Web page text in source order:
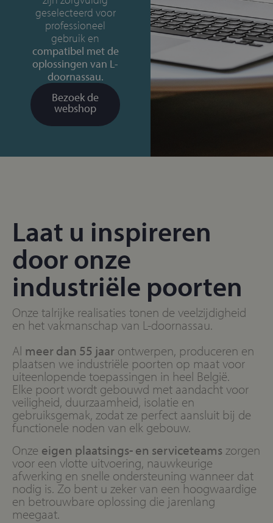
geselecteerd voor
professioneel
gebruik en
compatibel met de
oplossingen van L-
doornassau.
Bezoek de
webshop
Laat u inspireren
door onze
industriële poorten
Onze talrijke realisaties tonen de veelzijdigheid
en het vakmanschap van L-doornassau.
Al meer dan 55 jaar ontwerpen, produceren en
plaatsen we industriële poorten op maat voor
uiteenlopende toepassingen in heel België.
Elke poort wordt gebouwd met aandacht voor
veiligheid, duurzaamheid, isolatie en
gebruiksgemak, zodat ze perfect aansluit bij de
functionele noden van elk gebouw.
Onze eigen plaatsings- en serviceteams zorgen
voor een vlotte uitvoering, nauwkeurige
afwerking en snelle ondersteuning wanneer dat
nodig is. Zo bent u zeker van een hoogwaardige
en betrouwbare oplossing die jarenlang
meegaat.